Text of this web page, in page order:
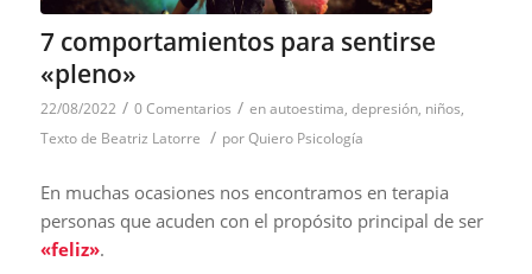
7 comportamientos para sentirse
«pleno»
22/08/2022 / 0 Comentarios / enautoestima, depresión, niños,
Texto de Beatriz Latorre / porQuiero Psicología
En muchas ocasiones nos encontramos en terapia
personas que acuden con el propósito principal de ser
«feliz».